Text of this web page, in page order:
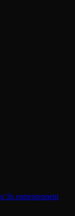
en­tre­prennent